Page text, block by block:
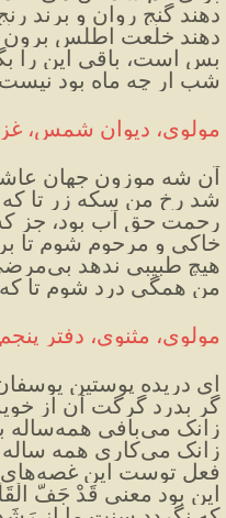
دهند گنج روان و برند
دهند خلعت اطلس برون
بس است، باقی این را
شب ار چه ماه بود نیست بی‌ظلام
مولوی، دیوان شمس، غزل
آن شه موزون جهان
شد رخ من سکه زر تا که
رحمت حق آب بود، جز
خاکی و مرحوم شوم تا
هیچ طبیبی ندهد بی‌مرضی حب و دوا
من همگی درد شوم تا
مولوی، مثنوی، دفتر پنجم،
ای دریده پوستین
گر بدرد گرگت آن از
زانک می‌بافی همه‌ساله بپوش
زانک می‌کاری همه ساله بنوش
فعل توست این غصه‌های دم به دم
این بود معنی قَدْ جَفَّ